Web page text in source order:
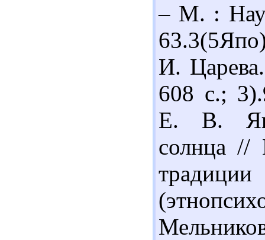
– М. :
И.
608 с.;
Е. В.
солнца //